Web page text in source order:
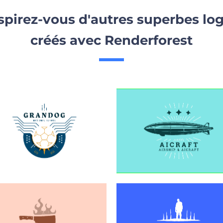
vous d'autres superbes
créés avec Renderforest